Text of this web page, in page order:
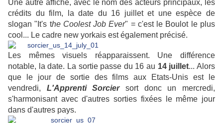
Une autre affiche, avec le nom des acteurs principaux, les
crédits du film, la date du 16 juillet et une espèce de
slogan "It's the Coolest Job Ever" = c'est le Boulot le plus
cool... Le cadre new yorkais est également précisé.
Les mêmes visuels réapparaissent. Une différence
notable, la date. La sortie passe du 16 au 14 juillet... Alors
que le jour de sortie des films aux Etats-Unis est le
vendredi, L'Apprenti Sorciersort donc un mercredi,
s'harmonisant avec d'autres sorties fixées le même jour
dans d'autres pays.